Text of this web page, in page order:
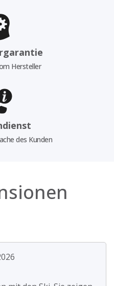
Hersteller
des Kunden